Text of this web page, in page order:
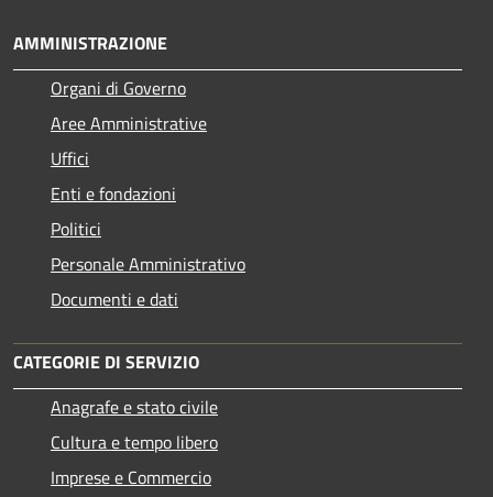
AMMINISTRAZIONE
Organi di Governo
Aree Amministrative
Uffici
Enti e fondazioni
Politici
Personale Amministrativo
Documenti e dati
CATEGORIE DI SERVIZIO
Anagrafe e stato civile
Cultura e tempo libero
Imprese e Commercio